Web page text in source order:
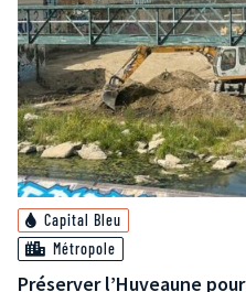
Capital Bleu
Métropole
Préserver l’Huveaune pour